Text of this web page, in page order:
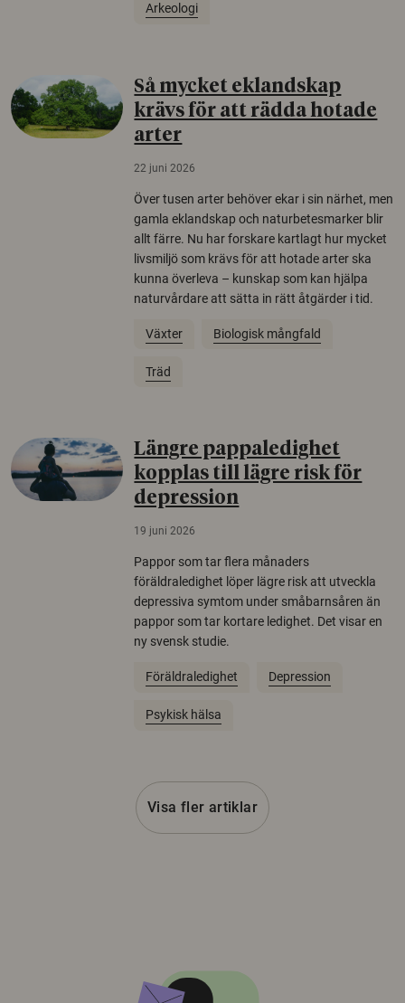
Arkeologi
Så mycket eklandskap
krävs för att rädda hotade
arter
22 juni 2026
Över tusen arter behöver ekar i sin närhet, men
gamla eklandskap och naturbetesmarker blir
allt färre. Nu har forskare kartlagt hur mycket
livsmiljö som krävs för att hotade arter ska
kunna överleva – kunskap som kan hjälpa
naturvårdare att sätta in rätt åtgärder i tid.
Växter Biologisk mångfald
Träd
Längre pappaledighet
kopplas till lägre risk för
depression
19 juni 2026
Pappor som tar flera månaders
föräldraledighet löper lägre risk att utveckla
depressiva symtom under småbarnsåren än
pappor som tar kortare ledighet. Det visar en
ny svensk studie.
Föräldraledighet Depression
Psykisk hälsa
Visa fler artiklar